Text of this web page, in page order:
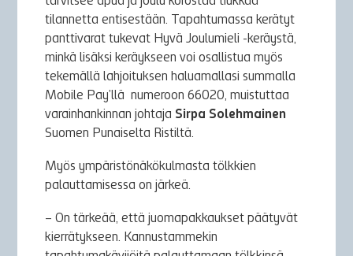
tilannetta entisestään. Tapahtumassa kerätyt
panttivarat tukevat Hyvä Joulumieli -keräystä,
minkä lisäksi keräykseen voi osallistua myös
tekemällä lahjoituksen haluamallasi summalla
Mobile Pay’llä numeroon 66020, muistuttaa
varainhankinnan johtaja Sirpa Solehmainen
Suomen Punaiselta Ristiltä.
Myös ympäristönäkökulmasta tölkkien
palauttamisessa on järkeä.
– On tärkeää, että juomapakkaukset päätyvät
kierrätykseen. Kannustammekin